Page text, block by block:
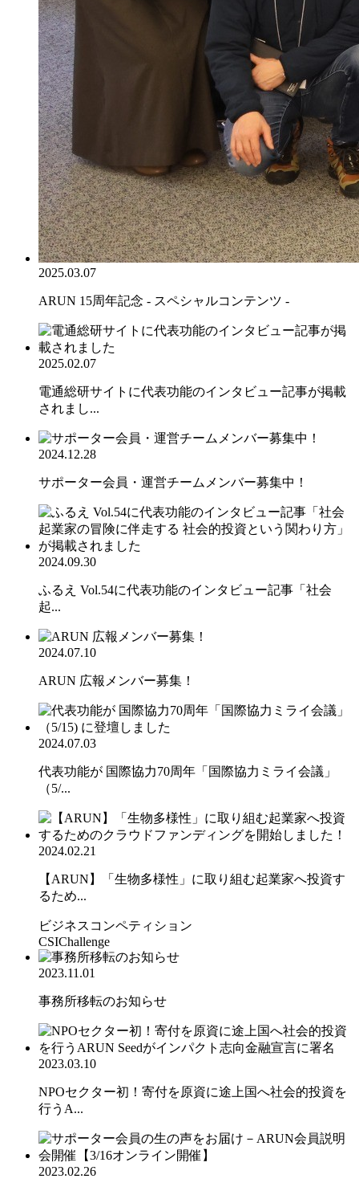
2025.03.07
ARUN 15周年記念 - スペシャルコンテンツ -
2025.02.07
電通総研サイトに代表功能のインタビュー記事が掲載
されまし...
2024.12.28
サポーター会員・運営チームメンバー募集中！
2024.09.30
ふるえ Vol.54に代表功能のインタビュー記事「社会
起...
2024.07.10
ARUN 広報メンバー募集！
2024.07.03
代表功能が 国際協力70周年「国際協力ミライ会議」
（5/...
2024.02.21
【ARUN】「生物多様性」に取り組む起業家へ投資す
るため...
ビジネスコンペティション
CSIChallenge
2023.11.01
事務所移転のお知らせ
2023.03.10
NPOセクター初！寄付を原資に途上国へ社会的投資を
行うA...
2023.02.26